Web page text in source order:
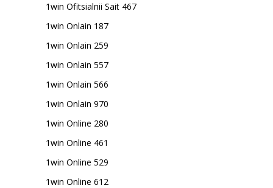
1win Ofitsialnii Sait 467
1win Onlain 187
1win Onlain 259
1win Onlain 557
1win Onlain 566
1win Onlain 970
1win Online 280
1win Online 461
1win Online 529
1win Online 612